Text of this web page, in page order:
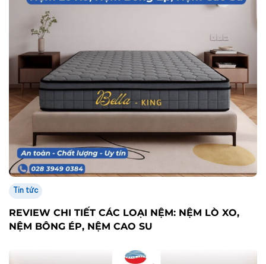
Tin tức
REVIEW CHI TIẾT CÁC LOẠI NỆM: NỆM LÒ XO,
NỆM BÔNG ÉP, NỆM CAO SU